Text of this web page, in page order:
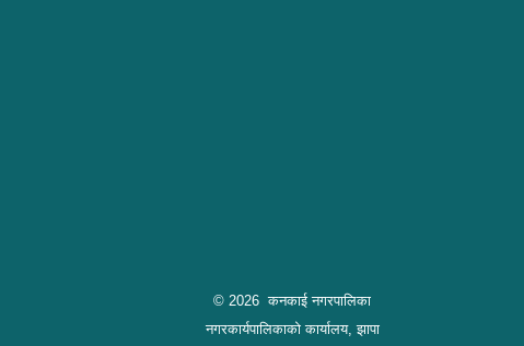
© 2026 कनकाई नगरपालिका
नगरकार्यपालिकाको कार्यालय, झापा